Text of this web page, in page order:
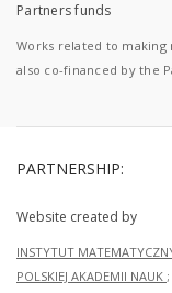
Partners funds
Works related to making
also co-financed by the
PARTNERSHIP:
Website created by
INSTYTUT
POLSKIEJ AKADEMII NAUK ;